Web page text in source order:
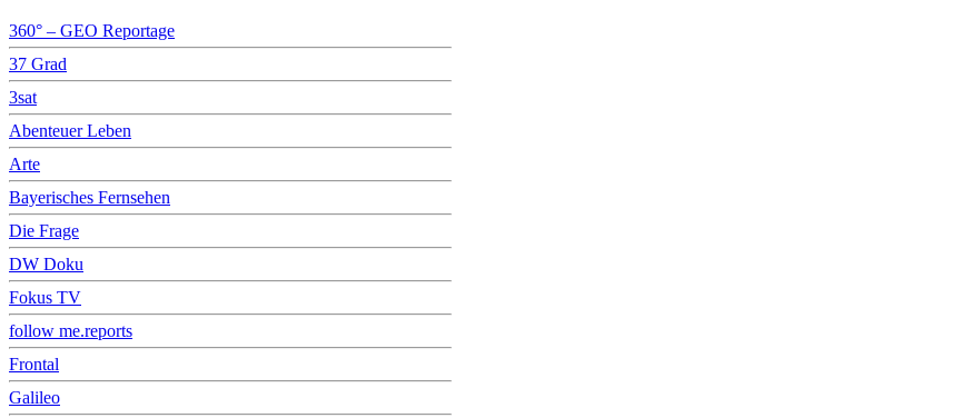
360° – GEO Reportage
37 Grad
3sat
Abenteuer Leben
Arte
Bayerisches Fernsehen
Die Frage
DW Doku
Fokus TV
follow me.reports
Frontal
Galileo